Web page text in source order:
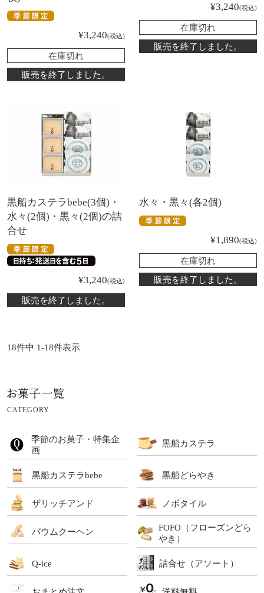
¥3,240 税込
在庫切れ
販売を終了しました。
¥3,240 税込
在庫切れ
販売を終了しました。
黒船カステラbebe(3個)・
水々(2個)・黒々(2個)の詰
合せ
¥3,240 税込
販売を終了しました。
水々・黒々(各2個)
¥1,890 税込
在庫切れ
販売を終了しました。
18件中 1-18件表示
CATEGORY
季節のお菓子・特集企
画
黒船カステラ
黒船カステラbebe 黒船どらやき
ザリッチアンド ノボタイル
バウムクーヘン
FOFO（フローズンどら
やき）
Q-ice 詰合せ（アソート）